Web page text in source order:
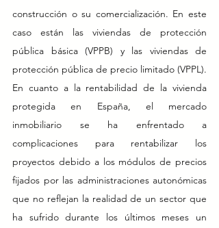
construcción o su comercialización. En este
caso están las viviendas de protección
pública básica (VPPB) y las viviendas de
protección pública de precio limitado (VPPL).
En cuanto a la rentabilidad de la vivienda
protegida en España, el mercado
inmobiliario se ha enfrentado a
complicaciones para rentabilizar los
proyectos debido a los módulos de precios
fijados por las administraciones autonómicas
que no reflejan la realidad de un sector que
ha sufrido durante los últimos meses un